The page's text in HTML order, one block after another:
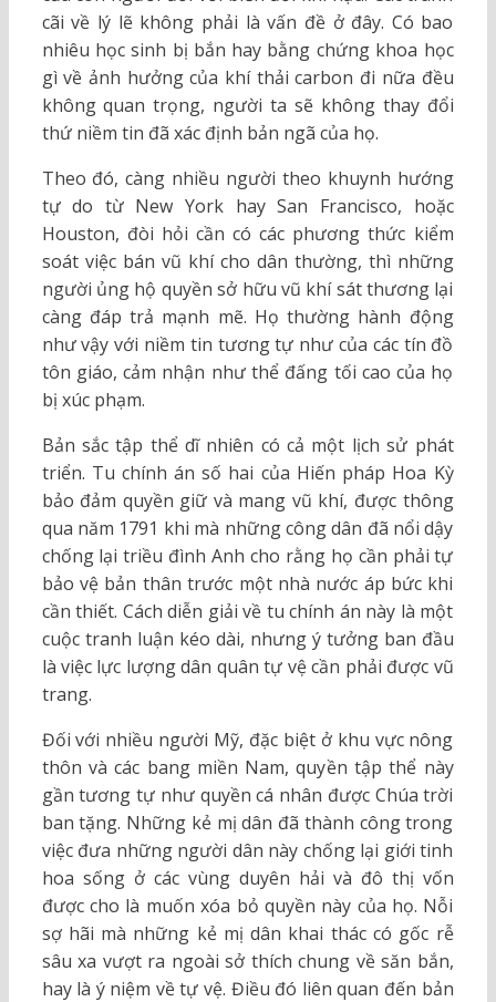
cãi về lý lẽ không phải là vấn đề ở đây. Có bao
nhiêu học sinh bị bắn hay bằng chứng khoa học
gì về ảnh hưởng của khí thải carbon đi nữa đều
không quan trọng, người ta sẽ không thay đổi
thứ niềm tin đã xác định bản ngã của họ.
Theo đó, càng nhiều người theo khuynh hướng
tự do từ New York hay San Francisco, hoặc
Houston, đòi hỏi cần có các phương thức kiểm
soát việc bán vũ khí cho dân thường, thì những
người ủng hộ quyền sở hữu vũ khí sát thương lại
càng đáp trả mạnh mẽ. Họ thường hành động
như vậy với niềm tin tương tự như của các tín đồ
tôn giáo, cảm nhận như thể đấng tối cao của họ
bị xúc phạm.
Bản sắc tập thể dĩ nhiên có cả một lịch sử phát
triển. Tu chính án số hai của Hiến pháp Hoa Kỳ
bảo đảm quyền giữ và mang vũ khí, được thông
qua năm 1791 khi mà những công dân đã nổi dậy
chống lại triều đình Anh cho rằng họ cần phải tự
bảo vệ bản thân trước một nhà nước áp bức khi
cần thiết. Cách diễn giải về tu chính án này là một
cuộc tranh luận kéo dài, nhưng ý tưởng ban đầu
là việc lực lượng dân quân tự vệ cần phải được vũ
trang.
Đối với nhiều người Mỹ, đặc biệt ở khu vực nông
thôn và các bang miền Nam, quyền tập thể này
gần tương tự như quyền cá nhân được Chúa trời
ban tặng. Những kẻ mị dân đã thành công trong
việc đưa những người dân này chống lại giới tinh
hoa sống ở các vùng duyên hải và đô thị vốn
được cho là muốn xóa bỏ quyền này của họ. Nỗi
sợ hãi mà những kẻ mị dân khai thác có gốc rễ
sâu xa vượt ra ngoài sở thích chung về săn bắn,
hay là ý niệm về tự vệ. Điều đó liên quan đến bản